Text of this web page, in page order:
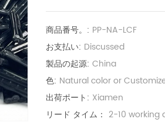
商品番号。: PP-NA-LCF
お支払い: Discussed
製品の起源: China
色: Natural color or
出荷ポート: Xiamen
リード タイム： 2-10 working